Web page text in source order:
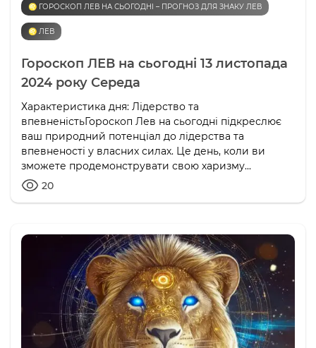
♌️ ГОРОСКОП ЛЕВ НА СЬОГОДНІ – ПРОГНОЗ ДЛЯ ЗНАКУ ЛЕВ
♌️ ЛЕВ
Гороскоп ЛЕВ на сьогодні 13 листопада
2024 року Середа
Характеристика дня: Лідерство та
впевненістьГороскоп Лев на сьогодні підкреслює
ваш природний потенціал до лідерства та
впевненості у власних силах. Це день, коли ви
зможете продемонструвати свою харизму...
20